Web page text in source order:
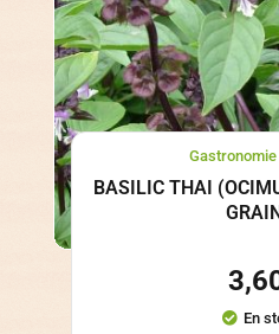
BASILIC THAI
En